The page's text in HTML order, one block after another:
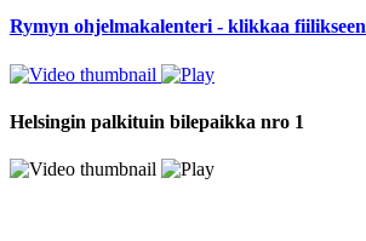
Rymyn ohjelmakalenteri - klikkaa fiilikseen
Helsingin palkituin bilepaikka nro 1